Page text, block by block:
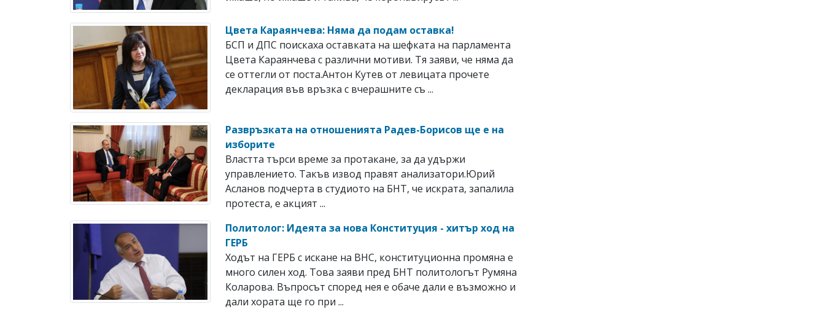
Цвета Караянчева: Няма да подам оставка!
БСП и ДПС поискаха оставката на шефката на парламента
Цвета Караянчева с различни мотиви. Тя заяви, че няма да
се оттегли от поста.Антон Кутев от левицата прочете
декларация във връзка с вчерашните съ ...
Развръзката на отношенията Радев-Борисов ще е на
изборите
Властта търси време за протакане, за да удържи
управлението. Такъв извод правят анализатори.Юрий
Асланов подчерта в студиото на БНТ, че искрата, запалила
протеста, е акцият ...
Политолог: Идеята за нова Конституция - хитър ход на
ГЕРБ
Ходът на ГЕРБ с искане на ВНС, конституционна промяна е
много силен ход. Това заяви пред БНТ политологът Румяна
Коларова. Въпросът според нея е обаче дали е възможно и
дали хората ще го при ...